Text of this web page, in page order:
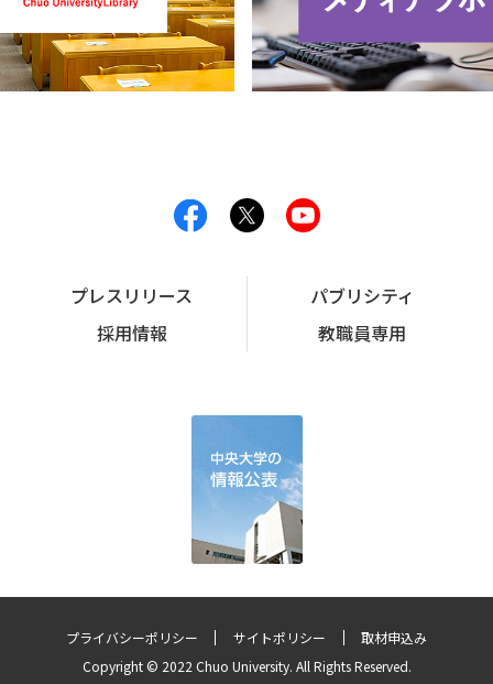
プレスリリース
パブリシティ
採用情報
教職員専用
プライバシーポリシー サイトポリシー
取材申込み
Copyright © 2022 Chuo University. All Rights Reserved.